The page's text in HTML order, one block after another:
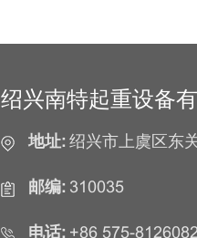
绍兴南特起重设备
地址: 绍兴市上虞区东
邮编: 310035
电话: +86 575-